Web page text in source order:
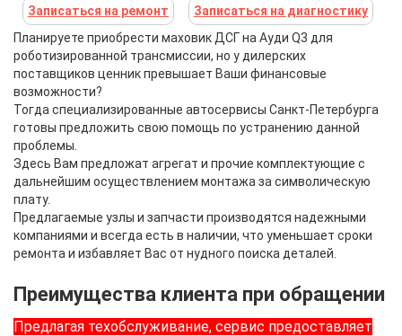
Записаться на ремонт
Записаться на диагностику
Планируете приобрести маховик ДСГ на Ауди Q3 для
роботизированной трансмиссии, но у дилерских
поставщиков ценник превышает Ваши финансовые
возможности?
Тогда специализированные автосервисы Санкт-Петербурга
готовы предложить свою помощь по устранению данной
проблемы.
Здесь Вам предложат агрегат и прочие комплектующие с
дальнейшим осуществлением монтажа за символическую
плату.
Предлагаемые узлы и запчасти производятся надежными
компаниями и всегда есть в наличии, что уменьшает сроки
ремонта и избавляет Вас от нудного поиска деталей.
Преимущества клиента при обращении
Предлагая техобслуживание, сервис предоставляет